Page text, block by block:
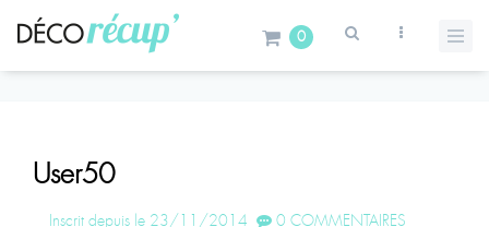
0
User50
Inscrit depuis le 23/11/2014
0 COMMENTAIRES